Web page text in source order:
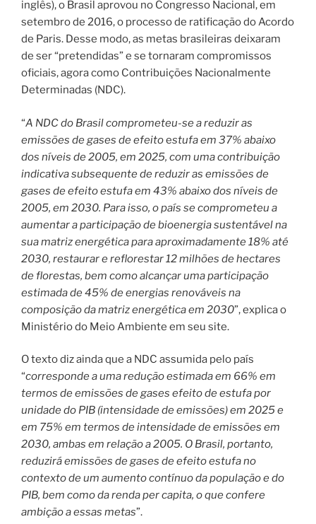
inglês), o Brasil aprovou no Congresso Nacional, em
setembro de 2016, o processo de ratificação do Acordo
de Paris. Desse modo, as metas brasileiras deixaram
de ser “pretendidas” e se tornaram compromissos
oficiais, agora como Contribuições Nacionalmente
Determinadas (NDC).
“A NDC do Brasil comprometeu-se a reduzir as
emissões de gases de efeitoestufa em 37% abaixo
dos níveis de 2005, em 2025, com uma contribuição
indicativa subsequente de reduzir as emissões de
gases de efeito estufa em 43% abaixo dos níveis de
2005, em 2030. Para isso, o país se comprometeu a
aumentar a participação de bioenergia sustentável na
sua matriz energética para aproximadamente 18% até
2030, restaurar e reflorestar 12 milhões de hectares
de florestas, bem como alcançar uma participação
estimada de 45% de energias renováveis na
composição da matriz energética em 2030”, explica o
Ministério do Meio Ambiente em seu site.
O texto diz ainda que a NDC assumida pelo país
“corresponde a uma redução estimada em 66% em
termos de emissões de gases efeito de estufa por
unidade do PIB (intensidade de emissões) em 2025 e
em 75% em termos de intensidade de emissões em
2030, ambas em relação a 2005. O Brasil, portanto,
reduzirá emissões de gases de efeito estufa no
contexto de um aumento contínuo da população e do
PIB, bem como da renda per capita, o que confere
ambição a essas metas”.